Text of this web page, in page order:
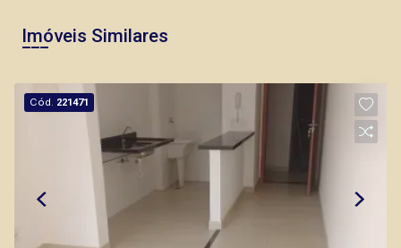
Imóveis Similares
Cód. 221471